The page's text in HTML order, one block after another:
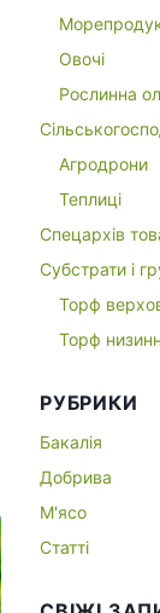
Овочі
Рослинна
Агродрони
Теплиці
Спецархів
Субстрати і
Торф
Торф
РУБРИКИ
Бакалія
Добрива
М'ясо
Статті